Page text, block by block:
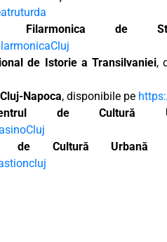
Filarmonica de
de Istorie a Transilvaniei,
Napoca, disponibile pe
de Cultură
de Cultură Urbană